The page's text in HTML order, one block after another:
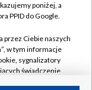
poniżej, a
PPID do Google.
przez Ciebie naszych
w tym informacje
sygnalizatory
świadczenie